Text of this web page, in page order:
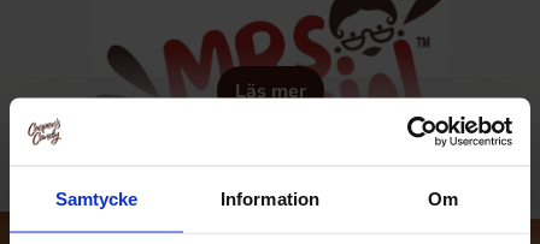
Samtycke Information Om
Läs mer